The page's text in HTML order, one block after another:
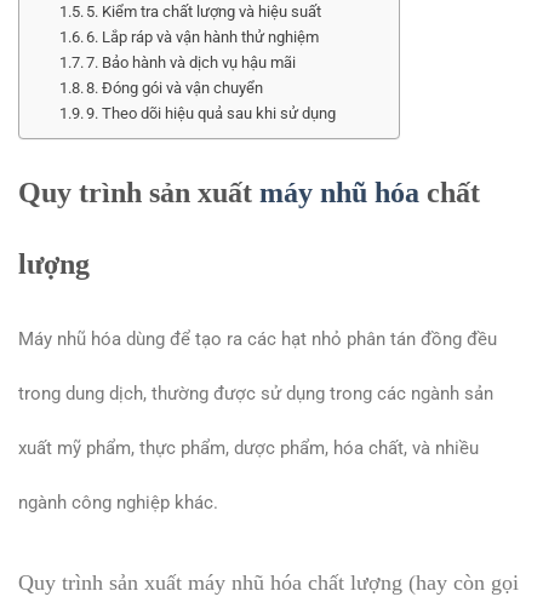
5. Kiểm tra chất lượng và hiệu suất
6. Lắp ráp và vận hành thử nghiệm
7. Bảo hành và dịch vụ hậu mãi
8. Đóng gói và vận chuyển
9. Theo dõi hiệu quả sau khi sử dụng
Quy trình sản xuất máy nhũ hóa chất
lượng
Máy nhũ hóa dùng để tạo ra các hạt nhỏ phân tán đồng đều
trong dung dịch, thường được sử dụng trong các ngành sản
xuất mỹ phẩm, thực phẩm, dược phẩm, hóa chất, và nhiều
ngành công nghiệp khác.
Quy trình sản xuất máy nhũ hóa chất lượng (hay còn gọi